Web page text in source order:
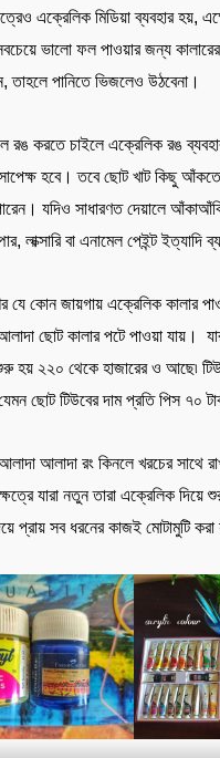
এক্রেলিক মিডিয়া ব্যবহার হয়,
ভালো ফল পাওয়ার জন্য কালারের
তাহলে পানিতে ভিজলেও উঠবেনা।
রঙ করতে চাইলে এক্রেলিক রঙ
হবে। তবে ছোট খাট কিছু আঁকতে
যদিও সাধারণত দেয়ালে
লাক্সারি বা এনামেল পেইন্ট ইত্যাদি
যে কোন জায়গায় এক্রেলিক কালার
ছোট কালার পটে পাওয়া যায়।
হয় ২২০ থেকে হাজারের ও আছে৷
ছোট টিউবের দাম প্রতি পিস ৭০
আলাদা রং কিনলে খরচের সাথে
যারা নতুন তারা এক্রেলিক দিয়ে
প্রায় সব ধরনের কাজই মোটামুটি করা